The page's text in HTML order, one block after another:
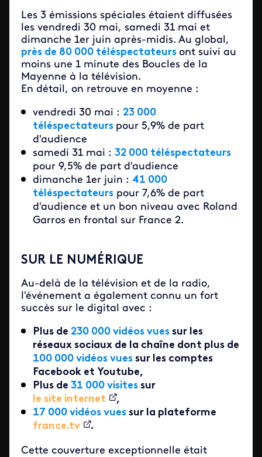
Les 3 émissions spéciales étaient diffusées
les vendredi 30 mai, samedi 31 mai et
dimanche 1er juin après-midis. Au global,
près de 80 000 téléspectateurs ont suivi au
moins une 1 minute des Boucles de la
Mayenne à la télévision.
En détail, on retrouve en moyenne :
vendredi 30 mai : 23 000
téléspectateurs pour 5,9% de part
d'audience
samedi 31 mai : 32 000 téléspectateurs
pour 9,5% de part d'audience
dimanche 1er juin : 41 000
téléspectateurs pour 7,6% de part
d'audience et un bon niveau avec Roland
Garros en frontal sur France 2.
SUR LE NUMÉRIQUE
Au-delà de la télévision et de la radio,
l'événement a également connu un fort
succès sur le digital avec :
Plus de 230 000 vidéos vues sur les
réseaux sociaux de la chaîne dont plus de
100 000 vidéos vues sur les comptes
Facebook et Youtube,
Plus de 31 000 visites sur
le site internet
,
17 000 vidéos vues sur la plateforme
france.tv
.
Cette couverture exceptionnelle était